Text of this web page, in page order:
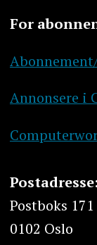
For
Annonsere i
Postadresse:
Postboks
0102 Oslo